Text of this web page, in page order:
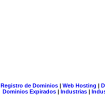
Registro de Dominios| Web Hosting |
Dominios Expirados | Industrias |